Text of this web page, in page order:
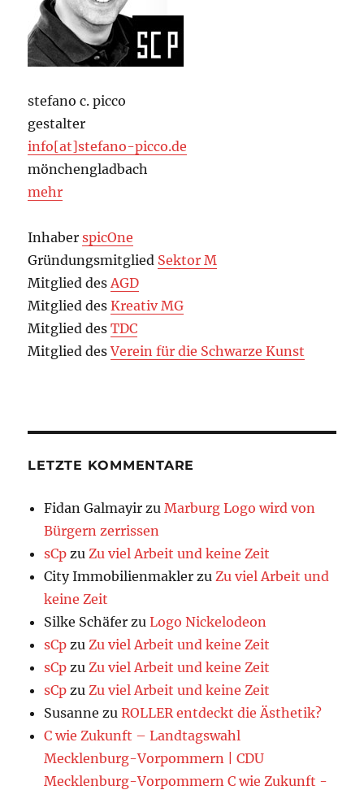
stefano c. picco
gestalter
info[at]stefano-picco.de
mönchengladbach
mehr
InhaberspicOne
Gründungsmitglied Sektor M
Mitglied des AGD
Mitglied desKreativ MG
Mitglied desTDC
Mitglied desVerein für die Schwarze Kunst
LETZTE KOMMENTARE
Fidan Galmayir zu Marburg Logo wird von
Bürgern zerrissen
sCp zu Zu viel Arbeit und keine Zeit
City Immobilienmakler zu Zu viel Arbeit und
keine Zeit
Silke Schäfer zuLogo Nickelodeon
sCp zu Zu viel Arbeit und keine Zeit
sCp zu Zu viel Arbeit und keine Zeit
sCp zu Zu viel Arbeit und keine Zeit
Susanne zuROLLER entdeckt die Ästhetik?
C wie Zukunft – Landtagswahl
Mecklenburg-Vorpommern | CDU
Mecklenburg-Vorpommern C wie Zukunft -